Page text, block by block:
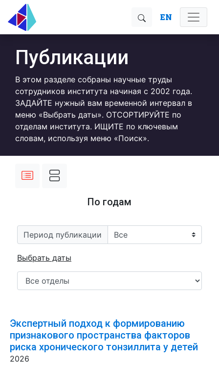
EN
Публикации
В этом разделе собраны научные труды
сотрудников института начиная с 2002 года.
ЗАДАЙТЕ нужный вам временной интервал в
меню «Выбрать даты». ОТСОРТИРУЙТЕ по
отделам института. ИЩИТЕ по ключевым
словам, используя меню «Поиск».
По годам
Период публикации
Выбрать даты
Экспертный подход к формированию
признакового пространства факторов
риска хронического тонзиллита у детей
2026